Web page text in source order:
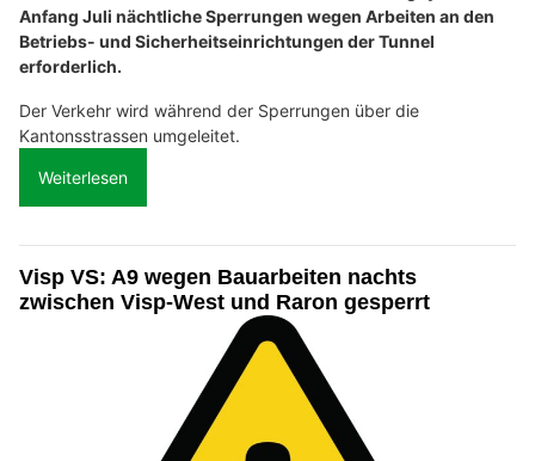
Anfang Juli nächtliche Sperrungen wegen Arbeiten an den
Betriebs- und Sicherheitseinrichtungen der Tunnel
erforderlich.
Der Verkehr wird während der Sperrungen über die
Kantonsstrassen umgeleitet.
Weiterlesen
Visp VS: A9 wegen Bauarbeiten nachts
zwischen Visp-West und Raron gesperrt